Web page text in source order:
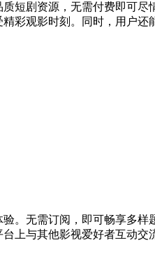
短剧资源，无需付费即可
彩观影时刻。同时，用户
。无需订阅，即可畅享多
上与其他影视爱好者互动